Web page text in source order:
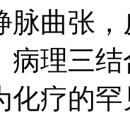
脉曲张
病理三
化疗的